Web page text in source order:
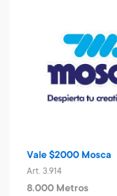
Vale $2000 Mosca
Art. 3.914
8.000 Metros